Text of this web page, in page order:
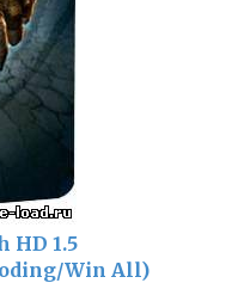
HD 1.5
Win All)